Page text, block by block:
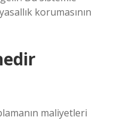
korumasının
maliyetleri